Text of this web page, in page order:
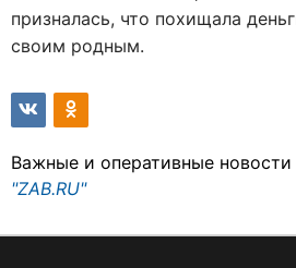
призналась, что похищала
своим родным.
Важные и оперативные
"ZAB.RU"